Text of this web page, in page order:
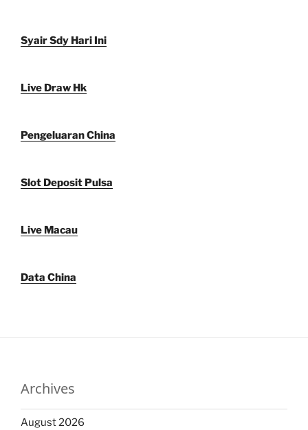
Syair Sdy Hari Ini
Live Draw Hk
Pengeluaran China
Slot Deposit Pulsa
Live Macau
Data China
Archives
August 2026